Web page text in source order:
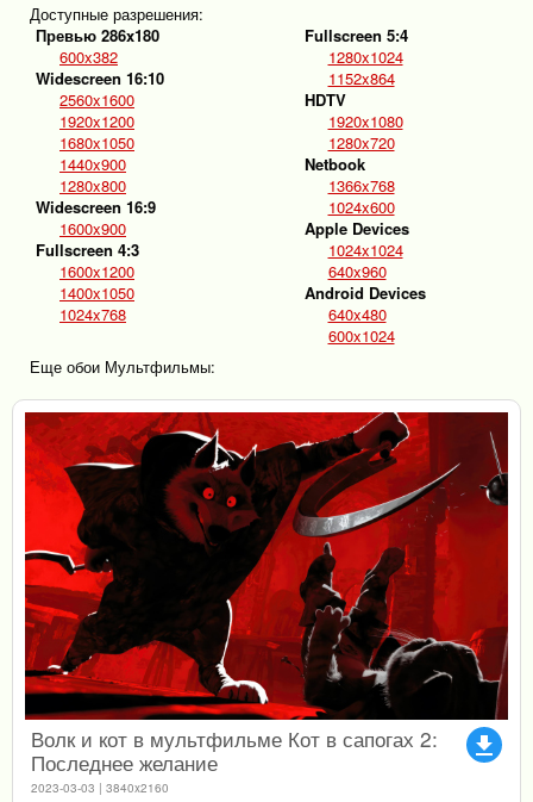
Доступные разрешения:
Превью 286x180
600x382
Widescreen 16:10
2560x1600
1920x1200
1680x1050
1440x900
1280x800
Widescreen 16:9
1600x900
Fullscreen 4:3
1600x1200
1400x1050
1024x768
Fullscreen 5:4
1280x1024
1152x864
HDTV
1920x1080
1280x720
Netbook
1366x768
1024x600
Apple Devices
1024x1024
640x960
Android Devices
640x480
600x1024
Еще обои Мультфильмы:
file_download
Волк и кот в мультфильме Кот в сапогах 2:
Последнее желание
2023-03-03 | 3840x2160